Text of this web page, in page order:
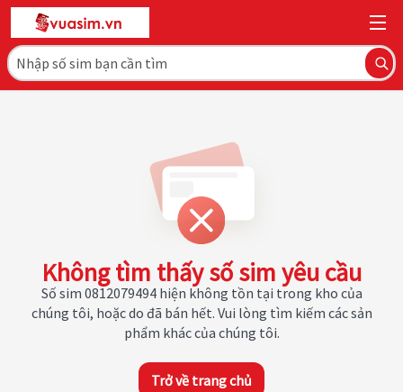
Không tìm thấy số sim yêu cầu
Số sim 0812079494 hiện không tồn tại trong kho của
chúng tôi, hoặc do đã bán hết. Vui lòng tìm kiếm các sản
phẩm khác của chúng tôi.
Trở về trang chủ